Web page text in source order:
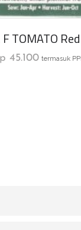
F TOMATO
45.100 termasuk